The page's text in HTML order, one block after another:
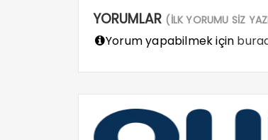
YORUMLAR (İLK YORUMU SİZ
Yorum yapabilmek için